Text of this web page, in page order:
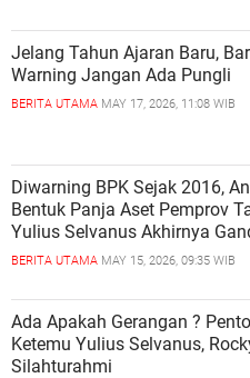
Jelang Tahun Ajaran Baru,
Warning Jangan Ada Pungli
BERITA UTAMA MAY 17, 2026, 11:08 WIB
Diwarning BPK Sejak 2016,
Bentuk Panja Aset Pemprov
Yulius Selvanus Akhirnya
BERITA UTAMA MAY 15, 2026, 09:35 WIB
Ada Apakah Gerangan ?
Ketemu Yulius Selvanus,
Silahturahmi